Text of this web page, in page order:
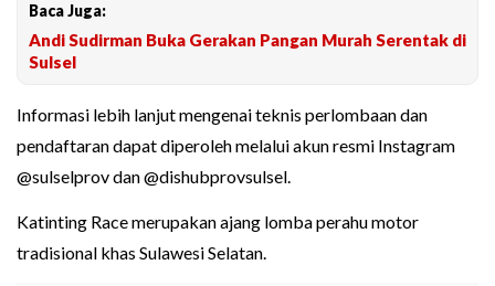
Baca Juga:
Andi Sudirman Buka Gerakan Pangan Murah Serentak di
Sulsel
Informasi lebih lanjut mengenai teknis perlombaan dan
pendaftaran dapat diperoleh melalui akun resmi Instagram
@sulselprov dan @dishubprovsulsel.
Katinting Race merupakan ajang lomba perahu motor
tradisional khas Sulawesi Selatan.